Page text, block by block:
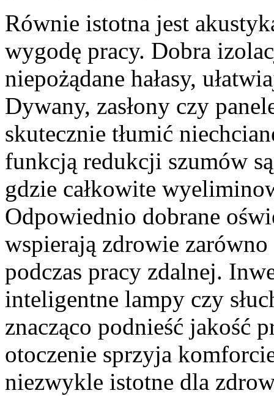
Równie istotna jest
wygodę pracy. Dobra
niepożądane hałasy,
Dywany, zasłony czy
skutecznie tłumić
funkcją redukcji szumów
gdzie całkowite
Odpowiednio dobrane
wspierają zdrowie
podczas pracy zdalnej.
inteligentne lampy czy
znacząco podnieść jakość
otoczenie sprzyja
niezwykle istotne dla